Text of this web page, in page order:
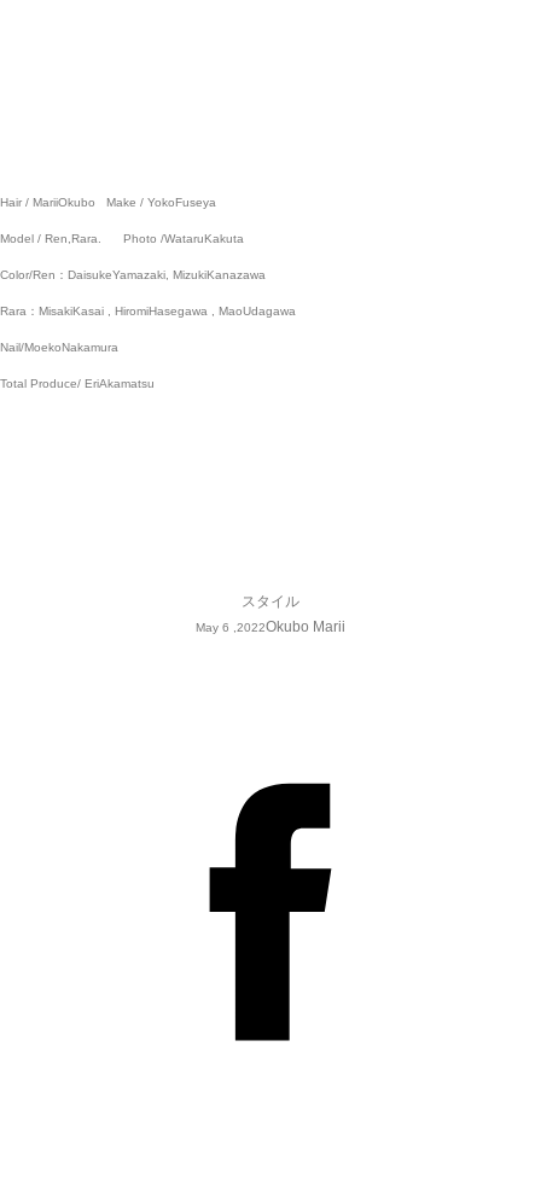
Hair / MariiOkubo Make / YokoFuseya
Model / Ren,Rara. Photo /WataruKakuta
Color/Ren：DaisukeYamazaki, MizukiKanazawa
Rara：MisakiKasai , HiromiHasegawa , MaoUdagawa
Nail/MoekoNakamura
Total Produce/ EriAkamatsu
スタイル
May 6 ,2022Okubo Marii